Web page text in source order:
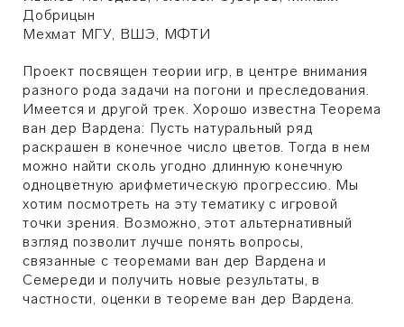
Добрицын
Мехмат МГУ, ВШЭ, МФТИ
Проект посвящен теории игр, в центре внимания
разного рода задачи на погони и преследования.
Имеется и другой трек. Хорошо известна Теорема
ван дер Вардена: Пусть натуральный ряд
раскрашен в конечное число цветов. Тогда в нем
можно найти сколь угодно длинную конечную
одноцветную арифметическую прогрессию. Мы
хотим посмотреть на эту тематику с игровой
точки зрения. Возможно, этот альтернативный
взгляд позволит лучше понять вопросы,
связанные с теоремами ван дер Вардена и
Семереди и получить новые результаты, в
частности, оценки в теореме ван дер Вардена.